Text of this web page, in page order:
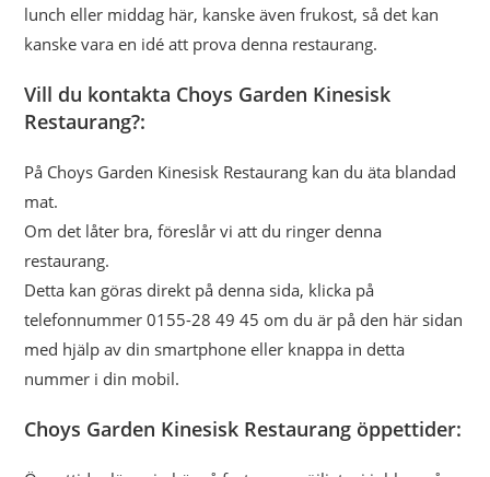
lunch eller middag här, kanske även frukost, så det kan
kanske vara en idé att prova denna restaurang.
Vill du kontakta Choys Garden Kinesisk
Restaurang?:
På Choys Garden Kinesisk Restaurang kan du äta blandad
mat.
Om det låter bra, föreslår vi att du ringer denna
restaurang.
Detta kan göras direkt på denna sida, klicka på
telefonnummer 0155-28 49 45 om du är på den här sidan
med hjälp av din smartphone eller knappa in detta
nummer i din mobil.
Choys Garden Kinesisk Restaurang öppettider: